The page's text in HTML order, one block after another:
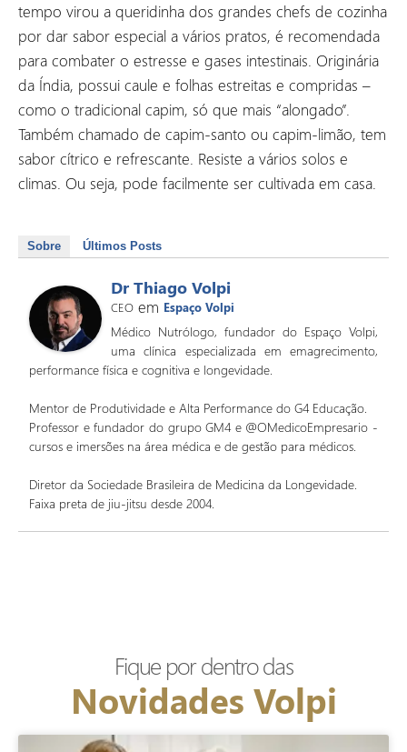
tempo virou a queridinha dos grandes chefs de cozinha
por dar sabor especial a vários pratos, é recomendada
para combater o estresse e gases intestinais. Originária
da Índia, possui caule e folhas estreitas e compridas –
como o tradicional capim, só que mais “alongado”.
Também chamado de capim-santo ou capim-limão, tem
sabor cítrico e refrescante. Resiste a vários solos e
climas. Ou seja, pode facilmente ser cultivada em casa.
Sobre Últimos Posts
Dr Thiago Volpi
CEO em Espaço Volpi
Médico Nutrólogo, fundador do Espaço Volpi,
uma clínica especializada em emagrecimento,
performance física e cognitiva e longevidade.
Mentor de Produtividade e Alta Performance do G4 Educação.
Professor e fundador do grupo GM4 e @OMedicoEmpresario -
cursos e imersões na área médica e de gestão para médicos.
Diretor da Sociedade Brasileira de Medicina da Longevidade.
Faixa preta de jiu-jitsu desde 2004.
Fique por dentro das
Novidades Volpi